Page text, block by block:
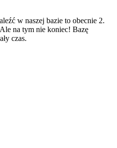
w naszej bazie to obecnie 2.
Ale na tym nie koniec! Bazę
czas.